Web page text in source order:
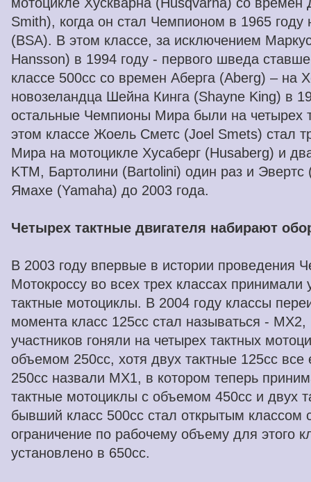
Smith), когда он стал Чемпионом в 1965
(BSA). В этом классе, за исключением
Hansson) в 1994 году - первого шведа
классе 500cc со времен Аберга (Aberg) – на
новозеландца Шейна Кинга (Shayne King) в
остальные Чемпионы Мира были на четырех
этом классе Жоель Сметс (Joel Smets) стал
Мира на мотоцикле Хусаберг (Husaberg) и
KTM, Бартолини (Bartolini) один раз и Эвертс
Ямахе (Yamaha) до 2003 года.
Четырех тактные двигателя набирают
В 2003 году впервые в истории проведения
Мотокроссу во всех трех классах принимали
тактные мотоциклы. В 2004 году классы
момента класс 125cc стал называться -
участников гоняли на четырех тактных
объемом 250cc, хотя двух тактные 125cc
250cc назвали MX1, в котором теперь
тактные мотоциклы с объемом 450cc и двух
бывший класс 500cc стал открытым классом
ограничение по рабочему объему для этого
установлено в 650cc.